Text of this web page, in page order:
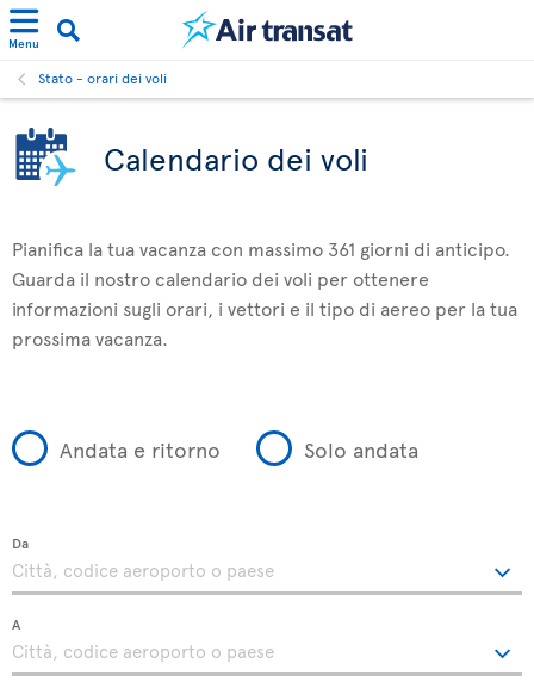
Menu
Stato - orari dei voli
Calendario dei voli
Pianifica la tua vacanza con massimo 361 giorni di anticipo.
Guarda il nostro calendario dei voli per ottenere
informazioni sugli orari, i vettori e il tipo di aereo per la tua
prossima vacanza.
Andata e ritorno Solo andata
Da
A